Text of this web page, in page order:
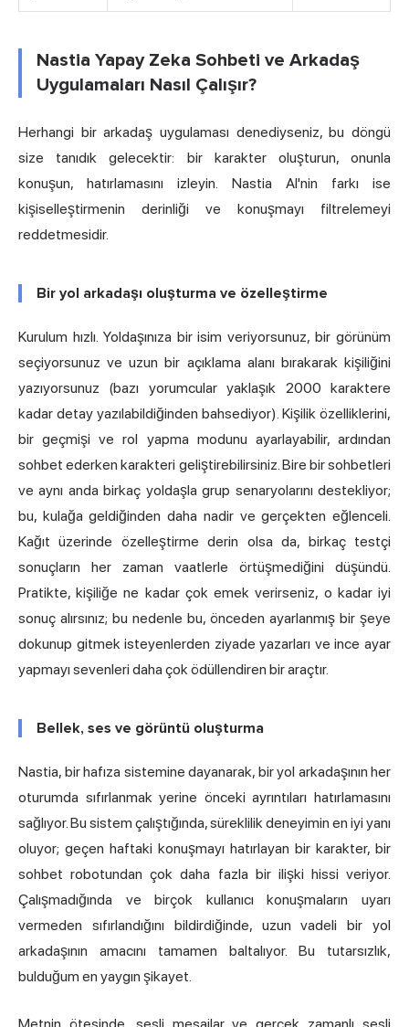
Nastia Yapay Zeka Sohbeti ve Arkadaş
Uygulamaları Nasıl Çalışır?
Herhangi bir arkadaş uygulaması denediyseniz, bu döngü
size tanıdık gelecektir: bir karakter oluşturun, onunla
konuşun, hatırlamasını izleyin. Nastia AI'nin farkı ise
kişiselleştirmenin derinliği ve konuşmayı filtrelemeyi
reddetmesidir.
Bir yol arkadaşı oluşturma ve özelleştirme
Kurulum hızlı. Yoldaşınıza bir isim veriyorsunuz, bir görünüm
seçiyorsunuz ve uzun bir açıklama alanı bırakarak kişiliğini
yazıyorsunuz (bazı yorumcular yaklaşık 2000 karaktere
kadar detay yazılabildiğinden bahsediyor). Kişilik özelliklerini,
bir geçmişi ve rol yapma modunu ayarlayabilir, ardından
sohbet ederken karakteri geliştirebilirsiniz. Bire bir sohbetleri
ve aynı anda birkaç yoldaşla grup senaryolarını destekliyor;
bu, kulağa geldiğinden daha nadir ve gerçekten eğlenceli.
Kağıt üzerinde özelleştirme derin olsa da, birkaç testçi
sonuçların her zaman vaatlerle örtüşmediğini düşündü.
Pratikte, kişiliğe ne kadar çok emek verirseniz, o kadar iyi
sonuç alırsınız; bu nedenle bu, önceden ayarlanmış bir şeye
dokunup gitmek isteyenlerden ziyade yazarları ve ince ayar
yapmayı sevenleri daha çok ödüllendiren bir araçtır.
Bellek, ses ve görüntü oluşturma
Nastia, bir hafıza sistemine dayanarak, bir yol arkadaşının her
oturumda sıfırlanmak yerine önceki ayrıntıları hatırlamasını
sağlıyor. Bu sistem çalıştığında, süreklilik deneyimin en iyi yanı
oluyor; geçen haftaki konuşmayı hatırlayan bir karakter, bir
sohbet robotundan çok daha fazla bir ilişki hissi veriyor.
Çalışmadığında ve birçok kullanıcı konuşmaların uyarı
vermeden sıfırlandığını bildirdiğinde, uzun vadeli bir yol
arkadaşının amacını tamamen baltalıyor. Bu tutarsızlık,
bulduğum en yaygın şikayet.